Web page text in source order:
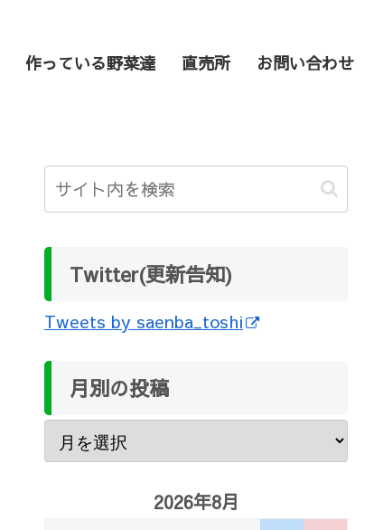
作っている野菜達 直売所 お問い合わせ
Twitter(更新告知)
Tweets by saenba_toshi
月別の投稿
2026年8月